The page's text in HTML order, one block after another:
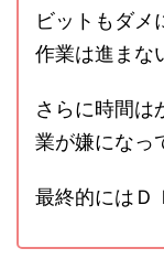
ビットもダメ
作業は進まな
さらに時間は
業が嫌になっ
最終的にはＤ